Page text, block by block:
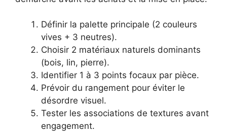
Définir la palette principale (2 couleurs
vives + 3 neutres).
Choisir 2 matériaux naturels dominants
(bois, lin, pierre).
Identifier 1 à 3 points focaux par pièce.
Prévoir du rangement pour éviter le
désordre visuel.
Tester les associations de textures avant
engagement.